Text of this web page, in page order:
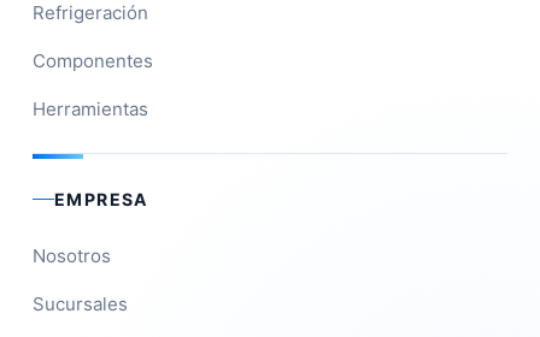
Refrigeración
Componentes
Herramientas
EMPRESA
Nosotros
Sucursales